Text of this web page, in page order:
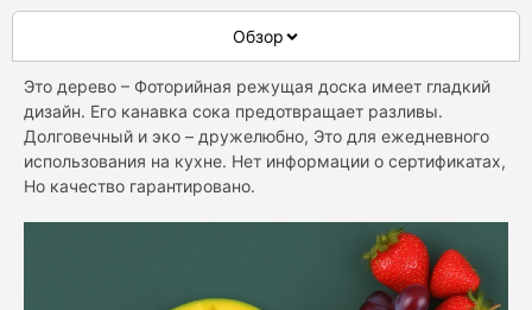
Обзор
Это дерево – Фоторийная режущая доска имеет гладкий
дизайн. Его канавка сока предотвращает разливы.
Долговечный и эко – дружелюбно, Это для ежедневного
использования на кухне. Нет информации о сертификатах,
Но качество гарантировано.